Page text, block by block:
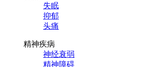
失眠
抑郁
头痛
精神疾病
神经衰弱
精神障碍